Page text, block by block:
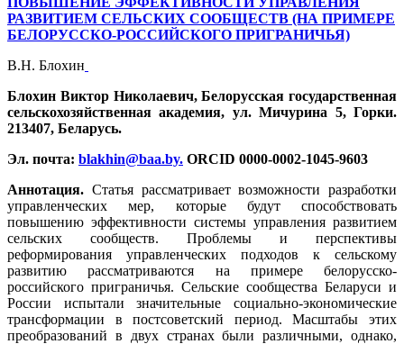
РАЗВИТИЕМ СЕЛЬСКИХ СООБЩЕСТВ (НА ПРИМЕРЕ
БЕЛОРУССКО-РОССИЙСКОГО ПРИГРАНИЧЬЯ)
В.Н. Блохин
Блохин Виктор Николаевич, Белорусская государственная
сельскохозяйственная академия, ул. Мичурина 5, Горки.
213407, Беларусь.
Эл. почта: blakhin@baa.by. ORCID 0000-0002-1045-9603
Аннотация. Статья рассматривает возможности разработки
управленческих мер, которые будут способствовать
повышению эффективности системы управления развитием
сельских сообществ. Проблемы и перспективы
реформирования управленческих подходов к сельскому
развитию рассматриваются на примере белорусско-
российского приграничья. Сельские сообщества Беларуси и
России испытали значительные социально-экономические
трансформации в постсоветский период. Масштабы этих
преобразований в двух странах были различными, однако,